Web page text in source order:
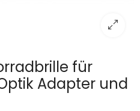
für
Adapter und